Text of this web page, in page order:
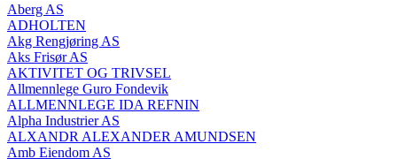
Aberg AS
ADHOLTEN
Akg Rengjøring AS
Aks Frisør AS
AKTIVITET OG TRIVSEL
Allmennlege Guro Fondevik
ALLMENNLEGE IDA REFNIN
Alpha Industrier AS
ALXANDR ALEXANDER AMUNDSEN
Amb Eiendom AS